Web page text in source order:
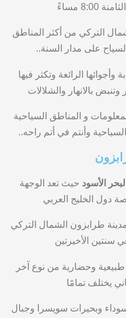
مساءً
التركي من أكثر المناطق
على مدار السنة..
الرائعة وتكثر فيها
بالانهار والشلالات
و المناطق السياحية
وأنتم في أتم راحه..
الأسود حيث تعد الوجهة
دول الخليج العربي
طرابزون الشمال التركي
الأخيرتين
وحضارية من نوع آخر
يختلف تمامًا
وبحيرات سويسرا وجبال